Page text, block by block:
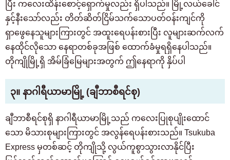
ပြီး ကလေးထိန်းစောင့်ရှောက်မှုလည်း ရှိပါသည်။ မြို့လယ်ခေါင်
နှင့်နီးသော်လည်း တိတ်ဆိတ်ငြိမ်သက်သောပတ်ဝန်းကျင်ကို
ရှာဖွေနေသူများကြားတွင် အထူးရေပန်းစားပြီး လူများဆက်လက်
နေထိုင်လိုသော နေရာတစ်ခုအဖြစ် ထောက်ခံမှုရရှိနေပါသည်။
တိုကျိုမြို့ရှိ အိမ်ခြံမြေများအတွက် ဤနေရာကို နှိပ်ပါ
၃။ နာဂါရီယာမာမြို့ (ချီဘာစီရင်စု)
ချီဘာစီရင်စုရှိ နာဂါရီယာမာမြို့သည် ကလေးပြုစုပျိုးထောင်
သော မိသားစုများကြားတွင် အလွန်ရေပန်းစားသည်။ Tsukuba
Express မှတစ်ဆင့် တိုကျိုသို့ လွယ်ကူစွာသွားလာနိုင်ပြီး